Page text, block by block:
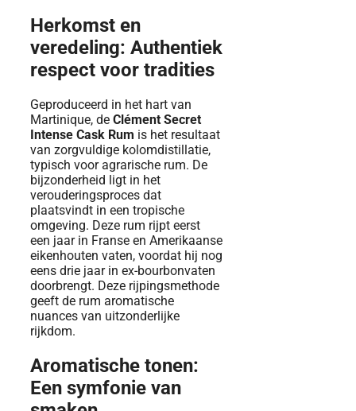
Herkomst en
veredeling: Authentiek
respect voor tradities
Geproduceerd in het hart van
Martinique, de Clément Secret
Intense Cask Rum is het resultaat
van zorgvuldige kolomdistillatie,
typisch voor agrarische rum. De
bijzonderheid ligt in het
verouderingsproces dat
plaatsvindt in een tropische
omgeving. Deze rum rijpt eerst
een jaar in Franse en Amerikaanse
eikenhouten vaten, voordat hij nog
eens drie jaar in ex-bourbonvaten
doorbrengt. Deze rijpingsmethode
geeft de rum aromatische
nuances van uitzonderlijke
rijkdom.
Aromatische tonen:
Een symfonie van